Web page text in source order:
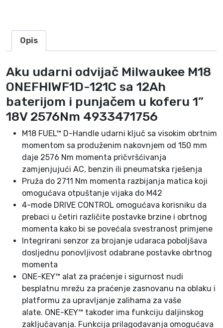
F
I
W
F
1
D
Opis
Aku udarni odvijač Milwaukee M18
ONEFHIWF1D-121C sa 12Ah
baterijom i punjačem u koferu 1”
18V 2576Nm 4933471756
M18 FUEL™ D-Handle udarni ključ sa visokim obrtnim
momentom sa produženim nakovnjem od 150 mm
daje 2576 Nm momenta pričvršćivanja
zamjenjujući AC, benzin ili pneumatska rješenja
Pruža do 2711 Nm momenta razbijanja matica koji
omogućava otpuštanje vijaka do M42
4-mode DRIVE CONTROL omogućava korisniku da
prebaci u četiri različite postavke brzine i obrtnog
momenta kako bi se povećala svestranost primjene
Integrirani senzor za brojanje udaraca poboljšava
dosljednu ponovljivost odabrane postavke obrtnog
momenta
ONE-KEY™ alat za praćenje i sigurnost nudi
besplatnu mrežu za praćenje zasnovanu na oblaku i
platformu za upravljanje zalihama za vaše
alate. ONE-KEY™ također ima funkciju daljinskog
zaključavanja. Funkcija prilagođavanja omogućava